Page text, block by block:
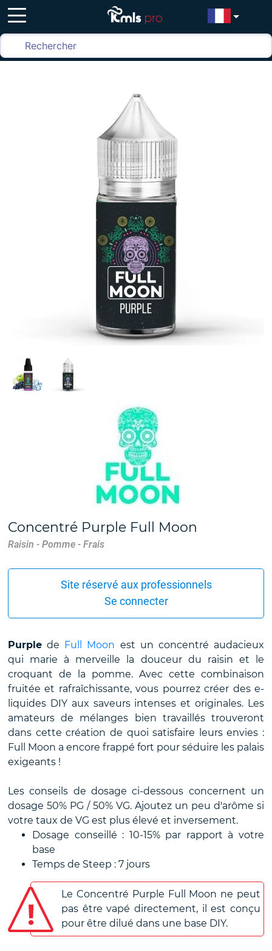
Concentré Purple Full Moon
Raisin - Pomme - Frais
Site réservé aux professionnels
Se connecter
Purple de Full Moon est un concentré audacieux
qui marie à merveille la douceur du raisin et le
croquant de la pomme. Avec cette combinaison
fruitée et rafraîchissante, vous pourrez créer des e-
liquides DIY aux saveurs intenses et originales. Les
amateurs de mélanges bien travaillés trouveront
dans cette création de quoi satisfaire leurs envies :
Full Moon a encore frappé fort pour séduire les palais
exigeants !
Les conseils de dosage ci-dessous concernent un
dosage 50% PG / 50% VG. Ajoutez un peu d'arôme si
votre taux de VG est plus élevé et inversement.
Dosage conseillé : 10-15% par rapport à votre
base
Temps de Steep : 7 jours
Le Concentré Purple Full Moon ne peut
pas être vapé directement, il est conçu
pour être dilué dans une base DIY.